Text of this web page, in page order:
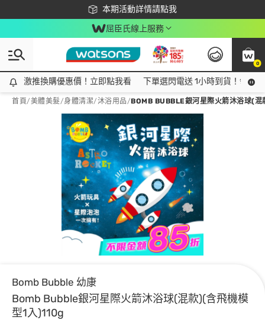
本期活動詳情請點我
下載app最高回饋$350
屈臣氏線上服務
0
激推換購優惠價！立即點我看
激推換購優惠價！立即點我看 下單選閃電送 1小時到貨！領神
首頁/美體美髮/身體清潔/沐浴用品/BOMB BUBBLE銀河星際火箭沐浴球(
Bomb Bubble 幼康
Bomb Bubble銀河星際火箭沐浴球(混款)(含飛機模
型1入)110g